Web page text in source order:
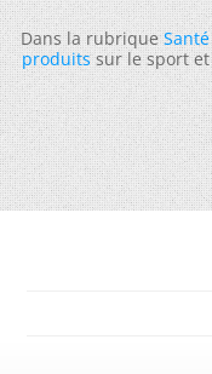
Dans la rubriqueSanté
produitssur le sport et